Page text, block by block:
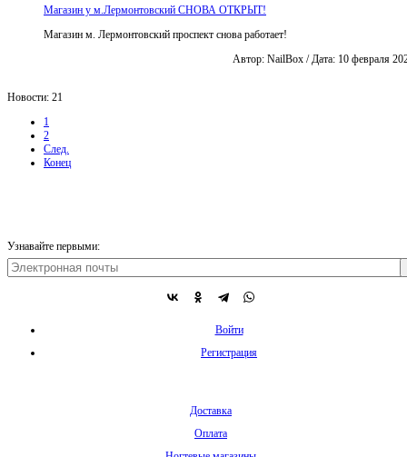
Магазин у м.Лермонтовский СНОВА ОТКРЫТ!
Магазин м. Лермонтовский проспект снова работает!
Автор: NailBox / Дата: 10 февраля
Новости: 21
1
2
След.
Конец
Узнавайте первыми:
Войти
Регистрация
Доставка
Оплата